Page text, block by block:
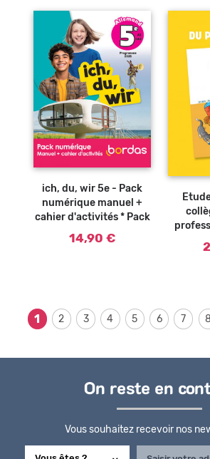
ich, du, wir 5e - Pack
numérique manuel +
cahier d'activités * Pack
14,90 €
1 2 3 4 5 6 7 8
On reste en
Vous souhaitez recevoir nos